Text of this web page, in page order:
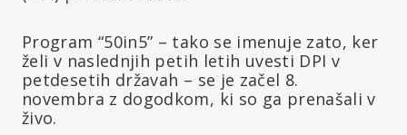
Program “50in5” – tako se imenuje zato, ker
želi v naslednjih petih letih uvesti DPI v
petdesetih državah – se je začel 8.
novembra z dogodkom, ki so ga prenašali v
živo.